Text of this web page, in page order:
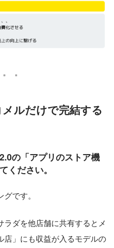
ルだけで完結する
の「アプリのストア機
ください。
です。
ダを他店舗に共有するとメ
店」にも収益が入るモデルの